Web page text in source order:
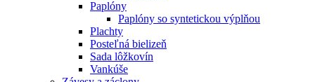
Paplóny
Paplóny so syntetickou výplňou
Plachty
Posteľná bielizeň
Sada lôžkovín
Vankúše